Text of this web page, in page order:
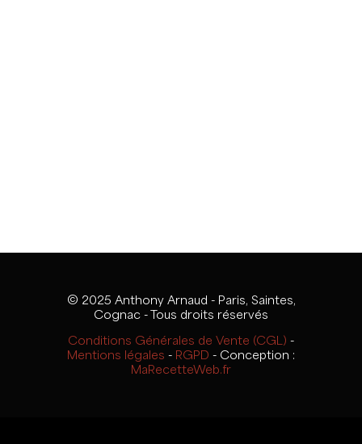
© 2025 Anthony Arnaud - Paris, Saintes,
Cognac - Tous droits réservés
Conditions Générales de Vente (CGL) -
Mentions légales - RGPD - Conception :
MaRecetteWeb.fr